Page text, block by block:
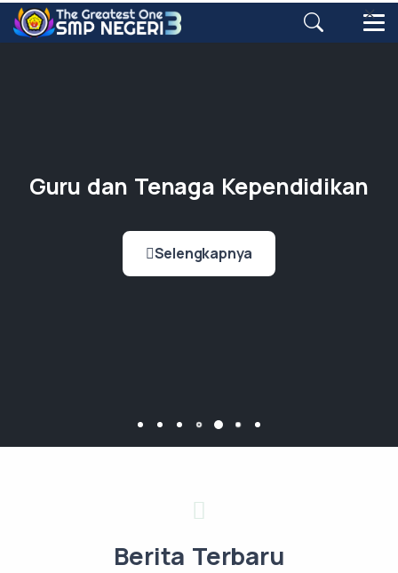
Guru dan Tenaga Kependidikan
Selengkapnya
Berita Terbaru